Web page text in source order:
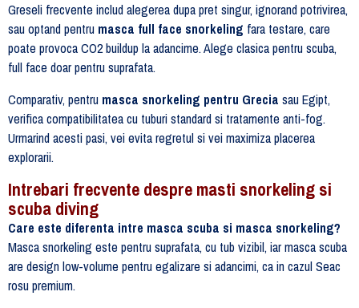
Greseli frecvente includ alegerea dupa pret singur, ignorand potrivirea,
sau optand pentru masca full face snorkeling fara testare, care
poate provoca CO2 buildup la adancime. Alege clasica pentru scuba,
full face doar pentru suprafata.
Comparativ, pentru masca snorkeling pentru Grecia sau Egipt,
verifica compatibilitatea cu tuburi standard si tratamente anti-fog.
Urmarind acesti pasi, vei evita regretul si vei maximiza placerea
explorarii.
Intrebari frecvente despre masti snorkeling si
scuba diving
Care este diferenta intre masca scuba si masca snorkeling?
Masca snorkeling este pentru suprafata, cu tub vizibil, iar masca scuba
are design low-volume pentru egalizare si adancimi, ca in cazul Seac
rosu premium.